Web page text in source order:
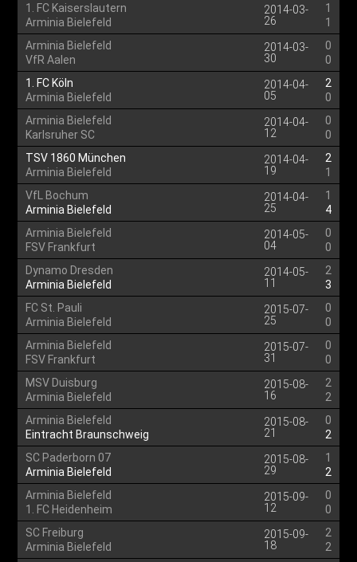
1. FC Kaiserslautern
Arminia Bielefeld
2014-03-
26
1
1
Arminia Bielefeld
VfR Aalen
2014-03-
30
0
0
1. FC Köln
Arminia Bielefeld
2014-04-
05
2
0
Arminia Bielefeld
Karlsruher SC
2014-04-
12
0
0
TSV 1860 München
Arminia Bielefeld
2014-04-
19
2
1
VfL Bochum
Arminia Bielefeld
2014-04-
25
1
4
Arminia Bielefeld
FSV Frankfurt
2014-05-
04
0
0
Dynamo Dresden
Arminia Bielefeld
2014-05-
11
2
3
FC St. Pauli
Arminia Bielefeld
2015-07-
25
0
0
Arminia Bielefeld
FSV Frankfurt
2015-07-
31
0
0
MSV Duisburg
Arminia Bielefeld
2015-08-
16
2
2
Arminia Bielefeld
Eintracht Braunschweig
2015-08-
21
0
2
SC Paderborn 07
Arminia Bielefeld
2015-08-
29
1
2
Arminia Bielefeld
1. FC Heidenheim
2015-09-
12
0
0
SC Freiburg
Arminia Bielefeld
2015-09-
18
2
2